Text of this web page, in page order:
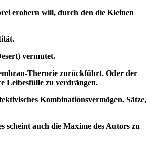
erobern will, durch den die Kleinen
vermutet.
Therorie zurückführt. Oder der
Leibesfülle zu verdrängen.
Kombinationsvermögen. Sätze,
scheint auch die Maxime des Autors zu